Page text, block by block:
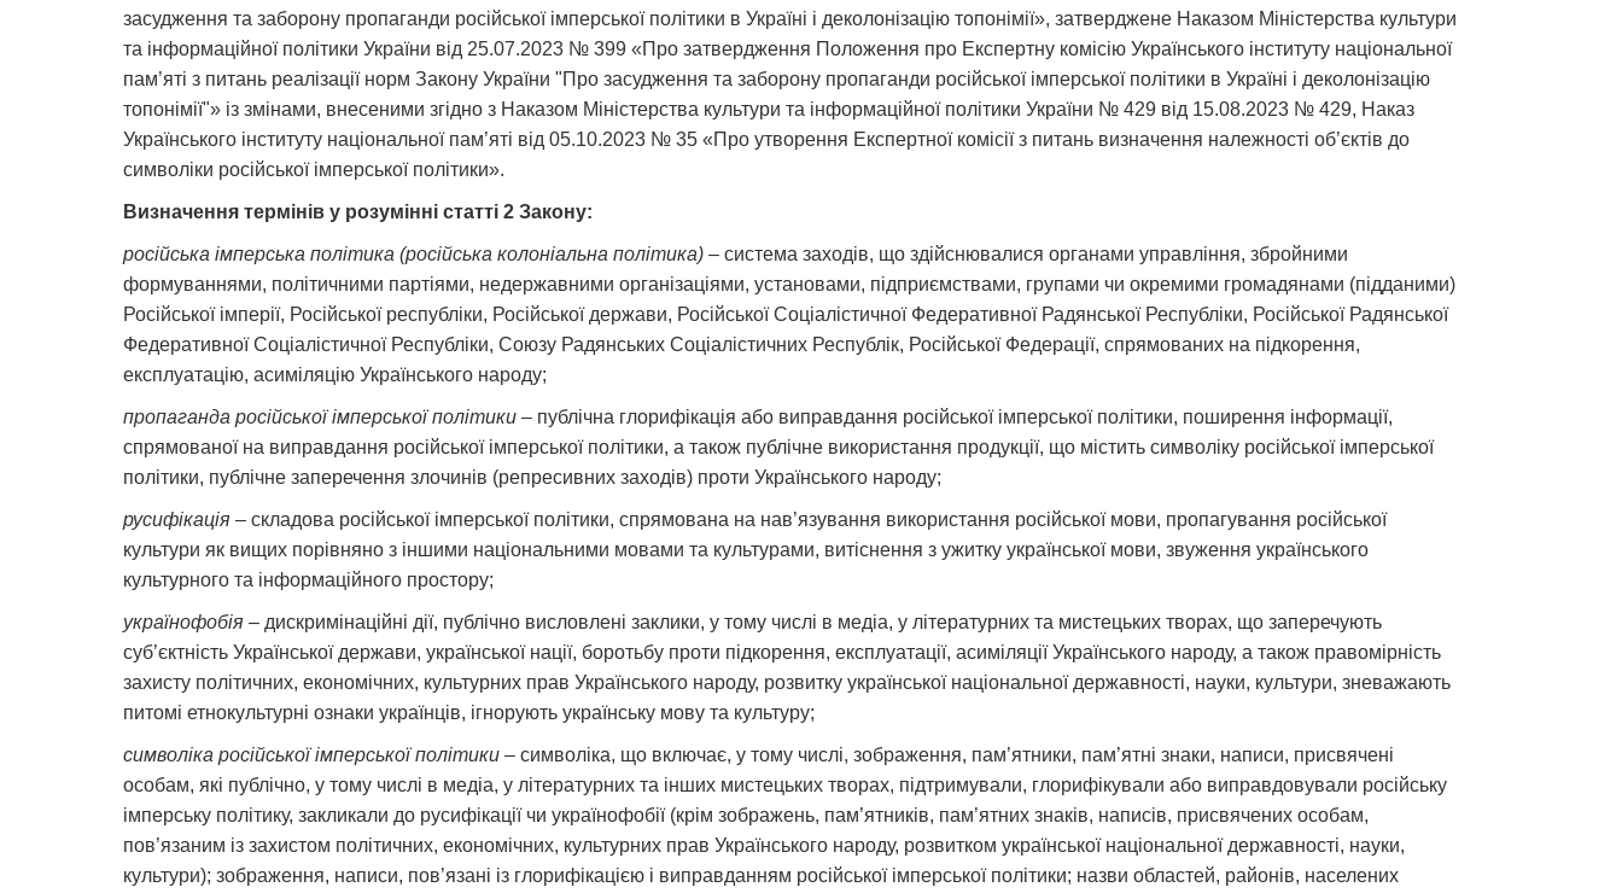
засудження та заборону пропаганди російської імперської політики в Україні і деколонізацію топонімії», затверджене Наказом Міністерства культури
та інформаційної політики України від 25.07.2023 № 399 «Про затвердження Положення про Експертну комісію Українського інституту національної
пам’яті з питань реалізації норм Закону України "Про засудження та заборону пропаганди російської імперської політики в Україні і деколонізацію
топонімії"» із змінами, внесеними згідно з Наказом Міністерства культури та інформаційної політики України № 429 від 15.08.2023 № 429, Наказ
Українського інституту національної пам’яті від 05.10.2023 № 35 «Про утворення Експертної комісії з питань визначення належності об’єктів до
символіки російської імперської політики».
Визначення термінів у розумінні статті 2 Закону:
російська імперська політика (російська колоніальна політика) – система заходів, що здійснювалися органами управління, збройними
формуваннями, політичними партіями, недержавними організаціями, установами, підприємствами, групами чи окремими громадянами (підданими)
Російської імперії, Російської республіки, Російської держави, Російської Соціалістичної Федеративної Радянської Республіки, Російської Радянської
Федеративної Соціалістичної Республіки, Союзу Радянських Соціалістичних Республік, Російської Федерації, спрямованих на підкорення,
експлуатацію, асиміляцію Українського народу;
пропаганда російської імперської політики – публічна глорифікація або виправдання російської імперської політики, поширення інформації,
спрямованої на виправдання російської імперської політики, а також публічне використання продукції, що містить символіку російської імперської
політики, публічне заперечення злочинів (репресивних заходів) проти Українського народу;
русифікація – складова російської імперської політики, спрямована на нав’язування використання російської мови, пропагування російської
культури як вищих порівняно з іншими національними мовами та культурами, витіснення з ужитку української мови, звуження українського
культурного та інформаційного простору;
українофобія – дискримінаційні дії, публічно висловлені заклики, у тому числі в медіа, у літературних та мистецьких творах, що заперечують
суб’єктність Української держави, української нації, боротьбу проти підкорення, експлуатації, асиміляції Українського народу, а також правомірність
захисту політичних, економічних, культурних прав Українського народу, розвитку української національної державності, науки, культури, зневажають
питомі етнокультурні ознаки українців, ігнорують українську мову та культуру;
символіка російської імперської політики – символіка, що включає, у тому числі, зображення, пам’ятники, пам’ятні знаки, написи, присвячені
особам, які публічно, у тому числі в медіа, у літературних та інших мистецьких творах, підтримували, глорифікували або виправдовували російську
імперську політику, закликали до русифікації чи українофобії (крім зображень, пам’ятників, пам’ятних знаків, написів, присвячених особам,
пов’язаним із захистом політичних, економічних, культурних прав Українського народу, розвитком української національної державності, науки,
культури); зображення, написи, пов’язані із глорифікацією і виправданням російської імперської політики; назви областей, районів, населених